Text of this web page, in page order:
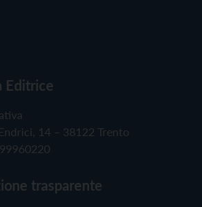
Editrice
14 – 38122 Trento
trasparente